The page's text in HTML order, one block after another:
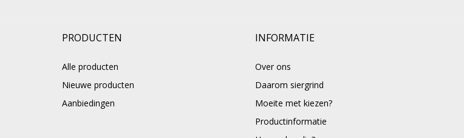
PRODUCTEN
Alle producten
Nieuwe producten
Aanbiedingen
INFORMATIE
Over ons
Daarom siergrind
Moeite met kiezen?
Productinformatie